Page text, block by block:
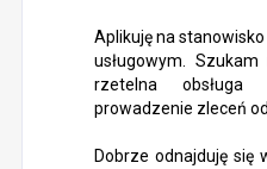
Aplikuję na
usługowym.
rzetelna
prowadzenie zleceń
Dobrze odnajduję się